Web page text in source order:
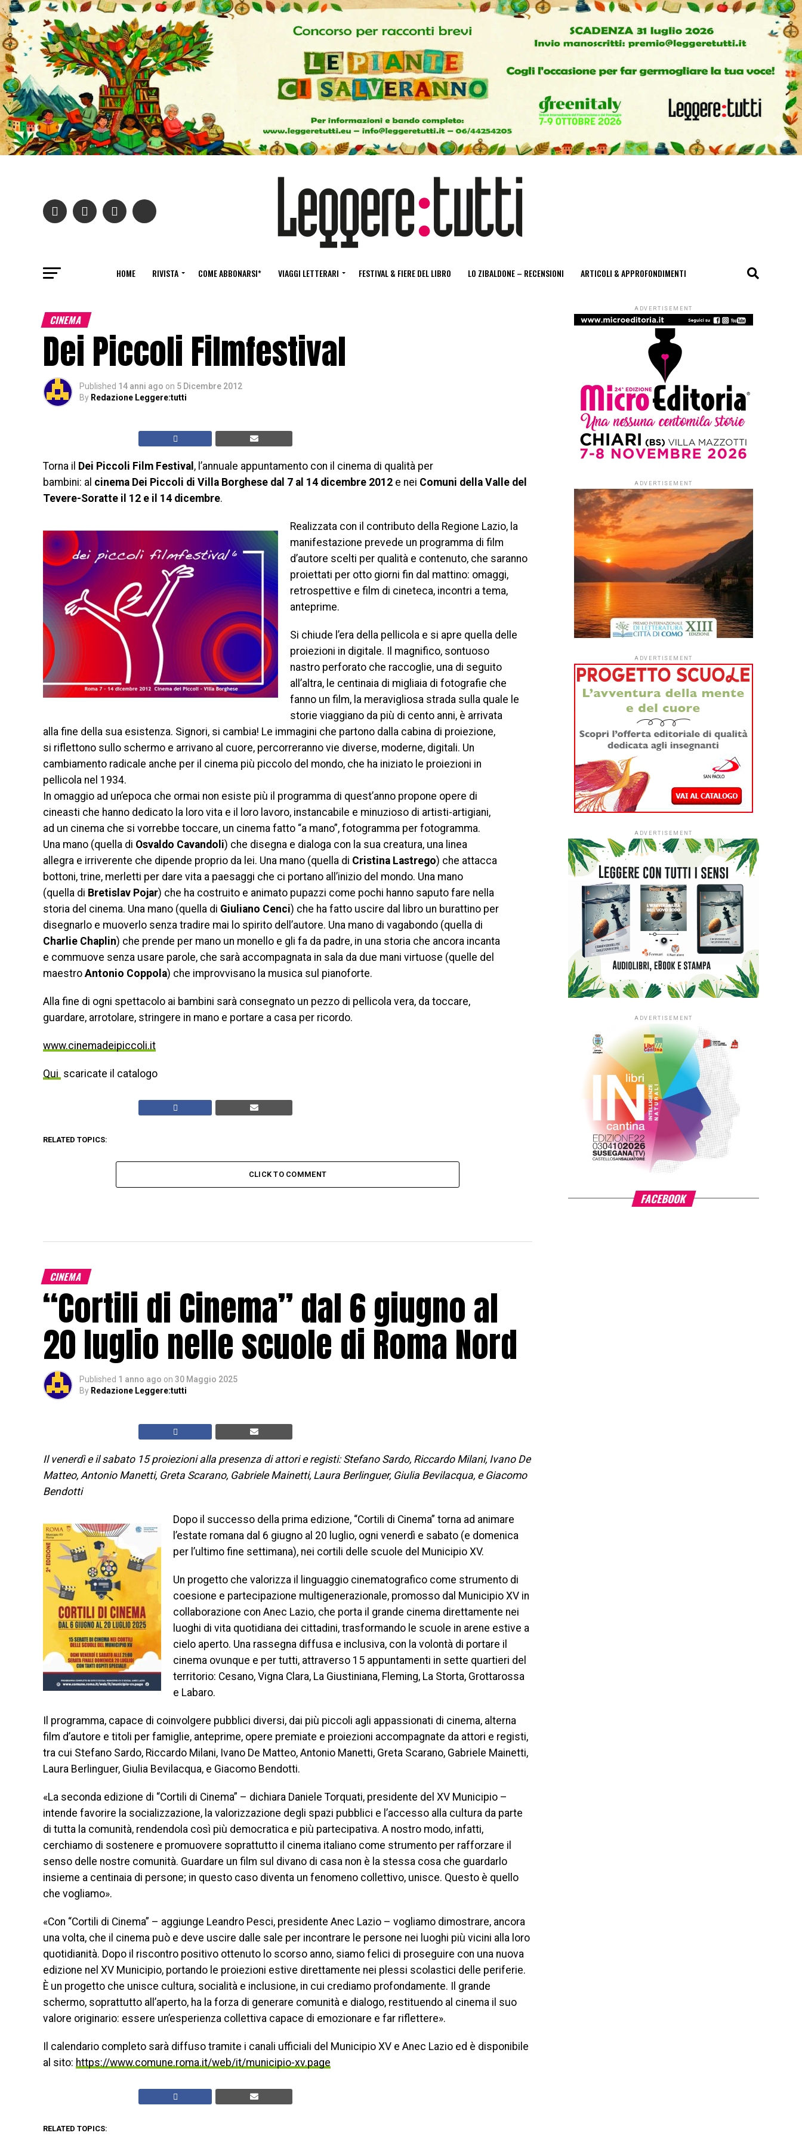
HOME RIVISTA COME ABBONARSI* VIAGGI LETTERARI FESTIVAL & FIERE DEL LIBRO LO ZIBALDONE – RECENSIONI ARTICOLI & APPROFONDIMENTI
CINEMA
Dei Piccoli Filmfestival
Published 14 anni ago on 5 Dicembre 2012
By Redazione Leggere:tutti
Torna il Dei Piccoli Film Festival , l’annuale appuntamento con il cinema di qualità per
bambini: al cinema Dei Piccoli di Villa Borghese dal 7 al 14 dicembre 2012 e nei Comuni della Valle del
Tevere-Soratte il 12 e il 14 dicembre.
Realizzata con il contributo della Regione Lazio, la
manifestazione prevede un programma di film
d’autore scelti per qualità e contenuto, che saranno
proiettati per otto giorni fin dal mattino: omaggi,
retrospettive e film di cineteca, incontri a tema,
anteprime.
Si chiude l’era della pellicola e si apre quella delle
proiezioni in digitale. Il magnifico, sontuoso
nastro perforato che raccoglie, una di seguito
all’altra, le centinaia di migliaia di fotografie che
fanno un film, la meravigliosa strada sulla quale le
storie viaggiano da più di cento anni, è arrivata
alla fine della sua esistenza. Signori, si cambia! Le immagini che partono dalla cabina di proiezione,
si riflettono sullo schermo e arrivano al cuore, percorreranno vie diverse, moderne, digitali. Un
cambiamento radicale anche per il cinema più piccolo del mondo, che ha iniziato le proiezioni in
pellicola nel 1934.
In omaggio ad un’epoca che ormai non esiste più il programma di quest’anno propone opere di
cineasti che hanno dedicato la loro vita e il loro lavoro, instancabile e minuzioso di artisti-artigiani,
ad un cinema che si vorrebbe toccare, un cinema fatto “a mano”, fotogramma per fotogramma.
Una mano (quella di Osvaldo Cavandoli) che disegna e dialoga con la sua creatura, una linea
allegra e irriverente che dipende proprio da lei. Una mano (quella di Cristina Lastrego) che attacca
bottoni, trine, merletti per dare vita a paesaggi che ci portano all’inizio del mondo. Una mano
(quella di Bretislav Pojar) che ha costruito e animato pupazzi come pochi hanno saputo fare nella
storia del cinema. Una mano (quella di Giuliano Cenci) che ha fatto uscire dal libro un burattino per
disegnarlo e muoverlo senza tradire mai lo spirito dell’autore. Una mano di vagabondo (quella di
Charlie Chaplin) che prende per mano un monello e gli fa da padre, in una storia che ancora incanta
e commuove senza usare parole, che sarà accompagnata in sala da due mani virtuose (quelle del
maestro Antonio Coppola) che improvvisano la musica sul pianoforte.
Alla fine di ogni spettacolo ai bambini sarà consegnato un pezzo di pellicola vera, da toccare,
guardare, arrotolare, stringere in mano e portare a casa per ricordo.
www.cinemadeipiccoli.it
Qui scaricate il catalogo
RELATED TOPICS:
CLICK TO COMMENT
CINEMA
“Cortili di Cinema” dal 6 giugno al
20 luglio nelle scuole di Roma Nord
Published 1 anno ago on 30 Maggio 2025
By Redazione Leggere:tutti
Il venerdì e il sabato 15 proiezioni alla presenza di attori e registi: Stefano Sardo, Riccardo Milani, Ivano De
Matteo, Antonio Manetti, Greta Scarano, Gabriele Mainetti, Laura Berlinguer, Giulia Bevilacqua, e Giacomo
Bendotti
Dopo il successo della prima edizione, “Cortili di Cinema” torna ad animare
l’estate romana dal 6 giugno al 20 luglio, ogni venerdì e sabato (e domenica
per l’ultimo fine settimana), nei cortili delle scuole del Municipio XV.
Un progetto che valorizza il linguaggio cinematografico come strumento di
coesione e partecipazione multigenerazionale, promosso dal Municipio XV in
collaborazione con Anec Lazio, che porta il grande cinema direttamente nei
luoghi di vita quotidiana dei cittadini, trasformando le scuole in arene estive a
cielo aperto. Una rassegna diffusa e inclusiva, con la volontà di portare il
cinema ovunque e per tutti, attraverso 15 appuntamenti in sette quartieri del
territorio: Cesano, Vigna Clara, La Giustiniana, Fleming, La Storta, Grottarossa
e Labaro.
Il programma, capace di coinvolgere pubblici diversi, dai più piccoli agli appassionati di cinema, alterna
film d’autore e titoli per famiglie, anteprime, opere premiate e proiezioni accompagnate da attori e registi,
tra cui Stefano Sardo, Riccardo Milani, Ivano De Matteo, Antonio Manetti, Greta Scarano, Gabriele Mainetti,
Laura Berlinguer, Giulia Bevilacqua, e Giacomo Bendotti.
«La seconda edizione di “Cortili di Cinema” – dichiara Daniele Torquati, presidente del XV Municipio –
intende favorire la socializzazione, la valorizzazione degli spazi pubblici e l’accesso alla cultura da parte
di tutta la comunità, rendendola così più democratica e più partecipativa. A nostro modo, infatti,
cerchiamo di sostenere e promuovere soprattutto il cinema italiano come strumento per rafforzare il
senso delle nostre comunità. Guardare un film sul divano di casa non è la stessa cosa che guardarlo
insieme a centinaia di persone; in questo caso diventa un fenomeno collettivo, unisce. Questo è quello
che vogliamo».
«Con “Cortili di Cinema” – aggiunge Leandro Pesci, presidente Anec Lazio – vogliamo dimostrare, ancora
una volta, che il cinema può e deve uscire dalle sale per incontrare le persone nei luoghi più vicini alla loro
quotidianità. Dopo il riscontro positivo ottenuto lo scorso anno, siamo felici di proseguire con una nuova
edizione nel XV Municipio, portando le proiezioni estive direttamente nei plessi scolastici delle periferie.
È un progetto che unisce cultura, socialità e inclusione, in cui crediamo profondamente. Il grande
schermo, soprattutto all’aperto, ha la forza di generare comunità e dialogo, restituendo al cinema il suo
valore originario: essere un’esperienza collettiva capace di emozionare e far riflettere».
Il calendario completo sarà diffuso tramite i canali ufficiali del Municipio XV e Anec Lazio ed è disponibile
al sito: https://www.comune.roma.it/web/it/municipio-xv.page
RELATED TOPICS:
ADVERTISEMENT
ADVERTISEMENT
ADVERTISEMENT
ADVERTISEMENT
ADVERTISEMENT
FACEBOOK